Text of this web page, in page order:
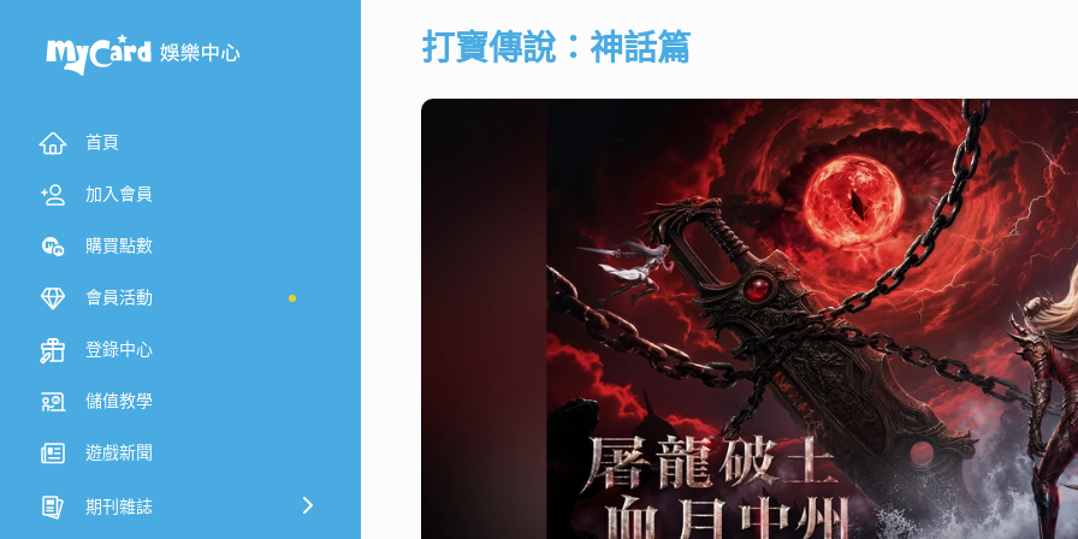
首頁
加入會員
購買點數
會員活動
登錄中心
儲值教學
遊戲新聞
期刊雜誌
打寶傳說：神話篇